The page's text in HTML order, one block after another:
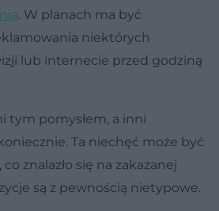
. W planach ma być
niektórych
lub internecie przed godziną
tym pomysłem, a inni
Ta niechęć może być
znalazło się na zakazanej
są z pewnością nietypowe.